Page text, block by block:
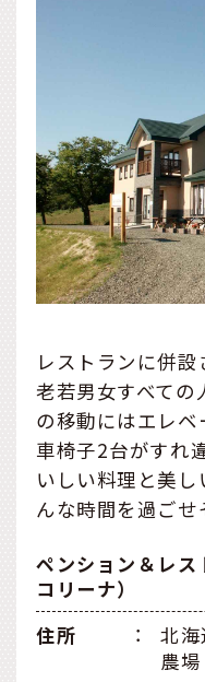
レストランに併設
老若男女すべて
の移動にはエレ
車椅子2台がすれ
いしい料理と美
んな時間を過ごせ
ペンション＆レ
コリーナ）
住所
：
北
農場